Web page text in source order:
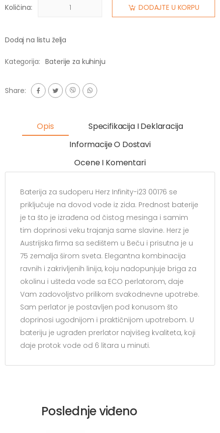
Količina: DODAJTE U KORPU
Dodaj na listu želja
Kategorija: Baterije za kuhinju
Share:
Opis
Specifikacija I Deklaracija
Informacije O Dostavi
Ocene I Komentari
Baterija za sudoperu Herz Infinity-i23 00176 se
priključuje na dovod vode iz zida. Prednost baterije
je ta što je izrađena od čistog mesinga i samim
tim doprinosi veku trajanja same slavine. Herz je
Austrijska firma sa sedištem u Beču i prisutna je u
75 zemalja širom sveta. Elegantna kombinacija
ravnih i zakrivljenih linija, koju nadopunjuje briga za
okolinu i ušteda vode sa ECO perlatorom, daje
Vam zadovoljstvo prilikom svakodnevne upotrebe.
Sam perlator je postavljen pod konusom što
doprinosi ugodnijom i praktičnijom upotrebom. U
bateriju je ugrađen prerlator najvišeg kvaliteta, koji
daje protok vode od 6 litara u minuti.
Poslednje viđeno